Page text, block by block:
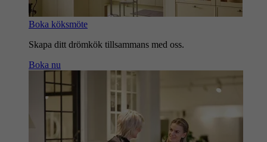
Boka köksmöte
Skapa ditt drömkök tillsammans med oss.
Boka nu